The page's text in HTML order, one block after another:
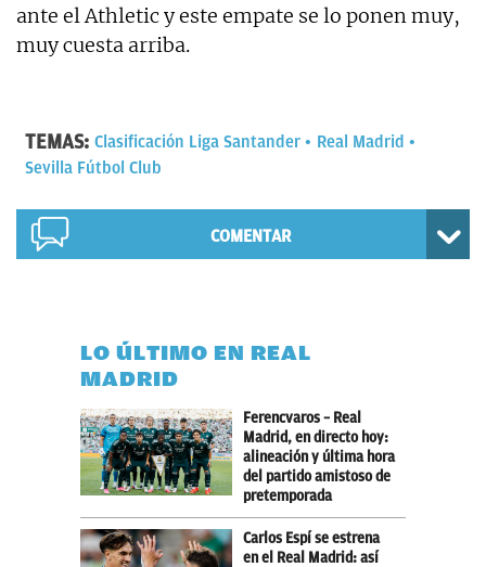
ante el Athletic y este empate se lo ponen muy,
muy cuesta arriba.
TEMAS: Clasificación Liga Santander
Real Madrid
Sevilla Fútbol Club
COMENTAR
LO ÚLTIMO EN REAL
MADRID
Ferencvaros – Real
Madrid, en directo hoy:
alineación y última hora
del partido amistoso de
pretemporada
Carlos Espí se estrena
en el Real Madrid: así